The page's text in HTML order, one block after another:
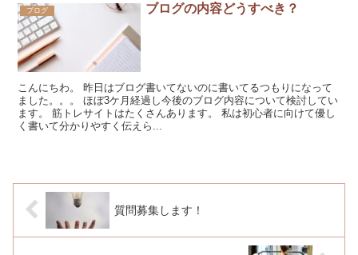
ブログ ブログの内容どうすべき？
こんにちわ。 昨日はブログ書いてないのに書いてるつもりになって
ました。。。 ほぼ3ケ月経過し今後のブログ内容について検討してい
ます。 筋トレサイトはたくさんあります。 私は初心者に向けて優し
く書いて分かりやすく伝えら...
質問募集します！